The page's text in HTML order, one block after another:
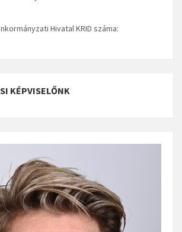
Hivatal KRID száma:
KÉPVISELŐNK